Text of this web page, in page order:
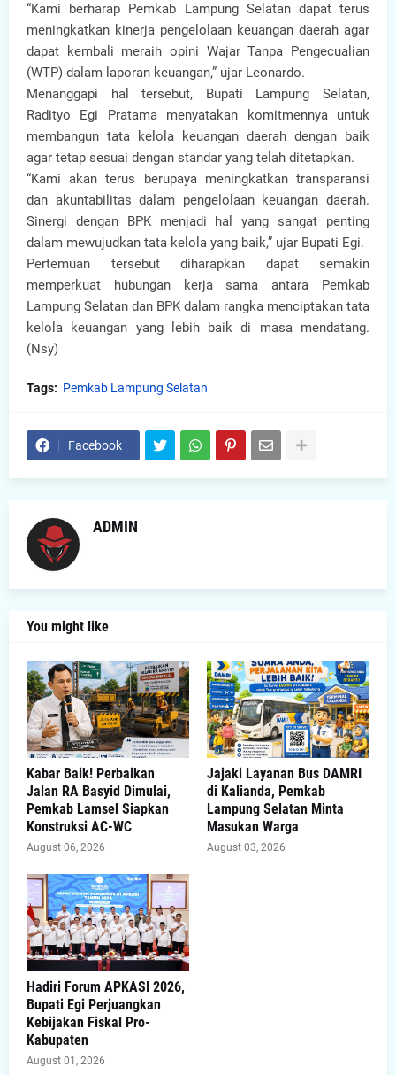
“Kami berharap Pemkab Lampung Selatan dapat terus
meningkatkan kinerja pengelolaan keuangan daerah agar
dapat kembali meraih opini Wajar Tanpa Pengecualian
(WTP) dalam laporan keuangan,” ujar Leonardo.
Menanggapi hal tersebut, Bupati Lampung Selatan,
Radityo Egi Pratama menyatakan komitmennya untuk
membangun tata kelola keuangan daerah dengan baik
agar tetap sesuai dengan standar yang telah ditetapkan.
“Kami akan terus berupaya meningkatkan transparansi
dan akuntabilitas dalam pengelolaan keuangan daerah.
Sinergi dengan BPK menjadi hal yang sangat penting
dalam mewujudkan tata kelola yang baik,” ujar Bupati Egi.
Pertemuan tersebut diharapkan dapat semakin
memperkuat hubungan kerja sama antara Pemkab
Lampung Selatan dan BPK dalam rangka menciptakan tata
kelola keuangan yang lebih baik di masa mendatang.
(Nsy)
Tags: Pemkab Lampung Selatan
Facebook
ADMIN
You might like
Kabar Baik! Perbaikan
Jalan RA Basyid Dimulai,
Pemkab Lamsel Siapkan
Konstruksi AC-WC
August 06, 2026
Jajaki Layanan Bus DAMRI
di Kalianda, Pemkab
Lampung Selatan Minta
Masukan Warga
August 03, 2026
Hadiri Forum APKASI 2026,
Bupati Egi Perjuangkan
Kebijakan Fiskal Pro-
Kabupaten
August 01, 2026